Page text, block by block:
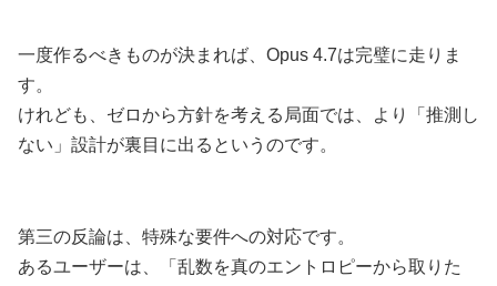
一度作るべきものが決まれば、Opus 4.7は完璧に走りま
す。
けれども、ゼロから方針を考える局面では、より「推測し
ない」設計が裏目に出るというのです。
第三の反論は、特殊な要件への対応です。
あるユーザーは、「乱数を真のエントロピーから取りた